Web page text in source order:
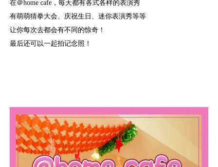
在＠home cafe，毎天都有各式各样的表演秀
有萌萌猜拳大会、庆祝生日、迷你表演秀等等
让你每次去都会有不同的惊奇！
最后还可以一起拍记念照！